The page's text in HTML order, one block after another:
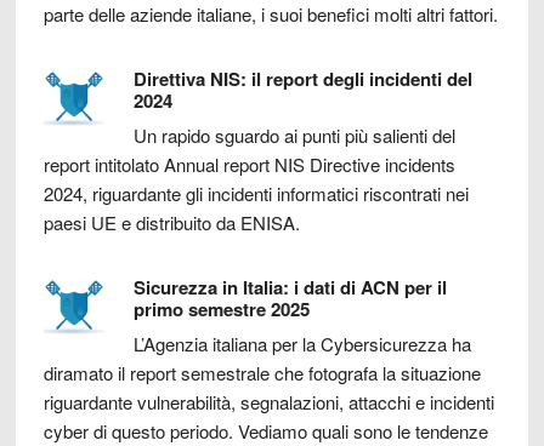
parte delle aziende italiane, i suoi benefici molti altri fattori.
Direttiva NIS: il report degli incidenti del
2024
Un rapido sguardo ai punti più salienti del
report intitolato Annual report NIS Directive incidents
2024, riguardante gli incidenti informatici riscontrati nei
paesi UE e distribuito da ENISA.
Sicurezza in Italia: i dati di ACN per il
primo semestre 2025
L’Agenzia italiana per la Cybersicurezza ha
diramato il report semestrale che fotografa la situazione
riguardante vulnerabilità, segnalazioni, attacchi e incidenti
cyber di questo periodo. Vediamo quali sono le tendenze